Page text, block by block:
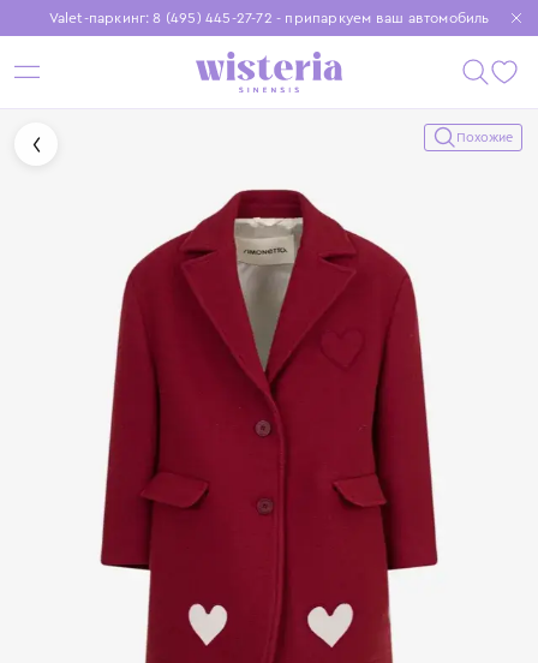
Valet-паркинг: 8 (495) 445-27-72 - припаркуем ваш автомобиль
Бесплатная доставка при заказе от 15 000 ₽
Установите приложение, чтобы покупки были еще удобнее
Похожие